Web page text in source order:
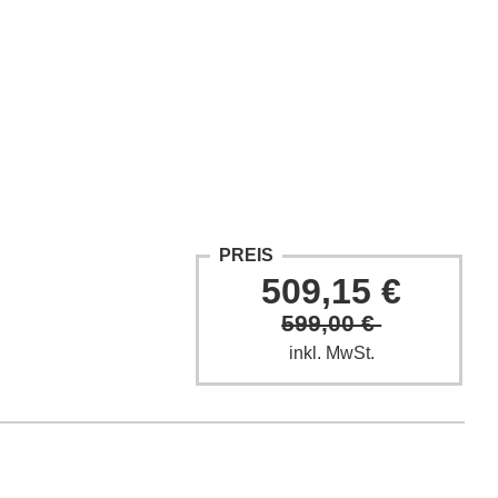
PREIS
509,15 €
599,00 €
inkl. MwSt.